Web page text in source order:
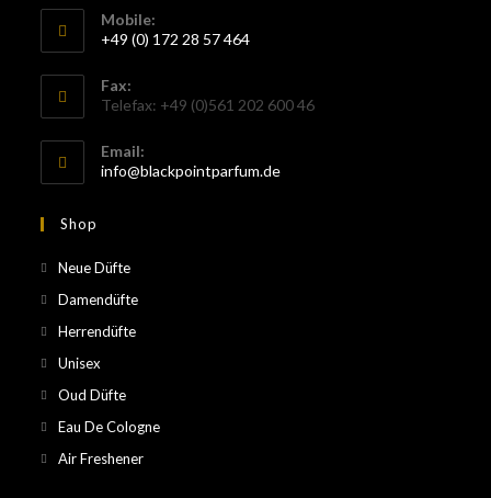
Mobile:
+49 (0) 172 28 57 464
Fax:
Telefax: +49 (0)561 202 600 46
Email:
info@blackpointparfum.de
Shop
Neue Düfte
Damendüfte
Herrendüfte
Unisex
Oud Düfte
Eau De Cologne
Air Freshener